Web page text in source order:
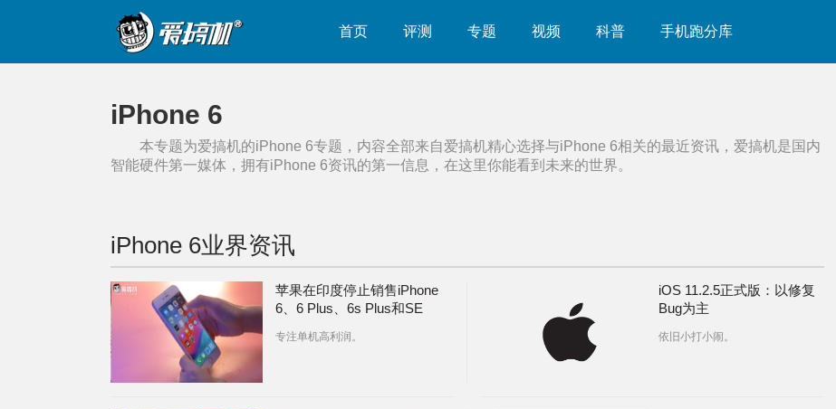
首页 评测 专题 视频 科普 手机跑分库
iPhone 6
本专题为爱搞机的iPhone 6专题，内容全部来自爱搞机精心选择与iPhone 6相关的最近资讯，爱搞机是国内
智能硬件第一媒体，拥有iPhone 6资讯的第一信息，在这里你能看到未来的世界。
iPhone 6业界资讯
苹果在印度停止销售iPhone
6、6 Plus、6s Plus和SE
专注单机高利润。
iOS 11.2.5正式版：以修复
Bug为主
依旧小打小闹。